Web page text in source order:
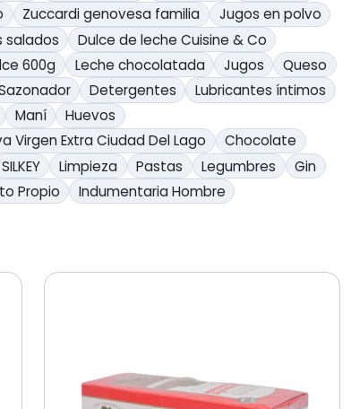
Zuccardi genovesa familia
Jugos en polvo
salados
Dulce de leche Cuisine & Co
600g Leche chocolatada Jugos
Queso
Detergentes
Lubricantes íntimos
Maní
Huevos
Virgen Extra Ciudad Del Lago
Chocolate
SILKEY Limpieza Pastas Legumbres
Gin
Propio Indumentaria Hombre